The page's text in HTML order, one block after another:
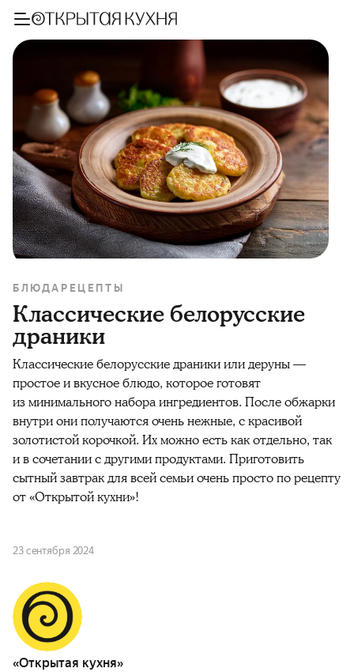
БЛЮДА РЕЦЕПТЫ
Классические белорусские
драники
Классические белорусские драники или деруны —
простое и вкусное блюдо, которое готовят
из минимального набора ингредиентов. После обжарки
внутри они получаются очень нежные, с красивой
золотистой корочкой. Их можно есть как отдельно, так
и в сочетании с другими продуктами. Приготовить
сытный завтрак для всей семьи очень просто по рецепту
от «Открытой кухни»!
23 сентября 2024
«Открытая кухня»